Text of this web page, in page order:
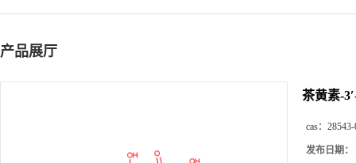
产品展厅
茶黄素-
cas：
发布日期：